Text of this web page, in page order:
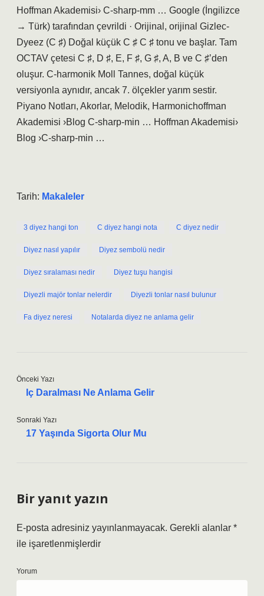
Hoffman Akademisi› C-sharp-mm … Google (İngilizce
→ Türk) tarafından çevrildi · Orijinal, orijinal Gizlec-
Dyeez (C ♯) Doğal küçük C ♯ C ♯ tonu ve başlar. Tam
OCTAV çetesi C ♯, D ♯, E, F ♯, G ♯, A, B ve C ♯’den
oluşur. C-harmonik Moll Tannes, doğal küçük
versiyonla aynıdır, ancak 7. ölçekler yarım sestir.
Piyano Notları, Akorlar, Melodik, Harmonichoffman
Akademisi ›Blog C-sharp-min … Hoffman Akademisi›
Blog ›C-sharp-min …
Tarih: Makaleler
3 diyez hangi ton C diyez hangi nota C diyez nedir
Diyez nasıl yapılır Diyez sembolü nedir
Diyez sıralaması nedir Diyez tuşu hangisi
Diyezli majör tonlar nelerdir Diyezli tonlar nasıl bulunur
Fa diyez neresi Notalarda diyez ne anlama gelir
Önceki Yazı
Iç Daralması Ne Anlama Gelir
Sonraki Yazı
17 Yaşında Sigorta Olur Mu
Bir yanıt yazın
E-posta adresiniz yayınlanmayacak. Gerekli alanlar *
ile işaretlenmişlerdir
Yorum